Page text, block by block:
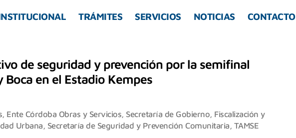
TRÁMITES SERVICIOS NOTICIAS CONTACTO
de seguridad y prevención por la semifinal
en el Estadio Kempes
, Ente Córdoba Obras y Servicios, Secretaría de Gobierno, Fiscalización y
Urbana, Secretaría de Seguridad y Prevención Comunitaria, TAMSE